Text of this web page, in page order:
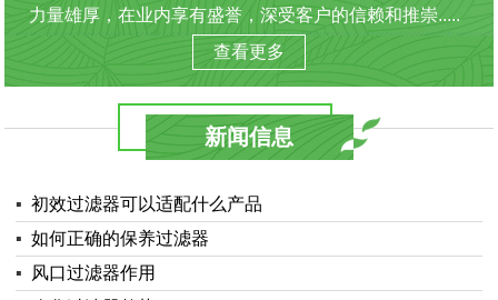
力量雄厚，在业内享有盛誉，深受客户的信赖和推崇.....
查看更多
新闻信息
▪ 初效过滤器可以适配什么产品
▪ 如何正确的保养过滤器
▪
风口过滤器作用